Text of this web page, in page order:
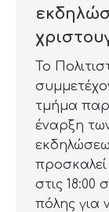
Το
τμήμα
έναρξη
προσκαλεί
στις 18:00
πόλης για